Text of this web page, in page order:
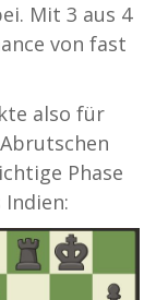
Mit 3 aus 4
von fast
also für
Phase